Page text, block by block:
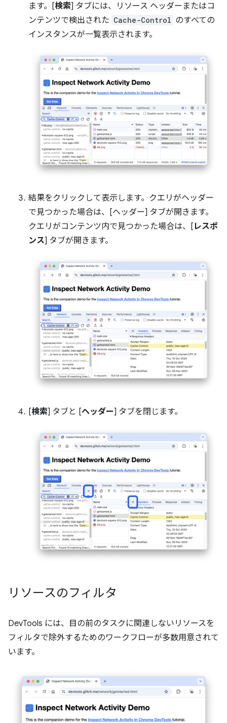
ます。[検索] タブには、リソース ヘッダーまたはコ
ンテンツで検出された Cache-Control のすべての
インスタンスが一覧表示されます。
結果をクリックして表示します。クエリがヘッダー
で見つかった場合は、[ヘッダー] タブが開きます。
クエリがコンテンツ内で見つかった場合は、[ レスポ
ンス] タブが開きます。
[検索] タブと [ヘッダー] タブを閉じます。
リソースのフィルタ
DevTools には、目の前のタスクに関連しないリソースを
フィルタで除外するためのワークフローが多数用意されて
います。